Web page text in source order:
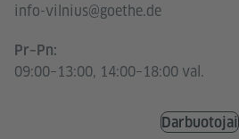
info-vilnius@goethe.de
Pr–Pn:
09:00–13:00, 14:00–18:00 val.
Darbuotojai